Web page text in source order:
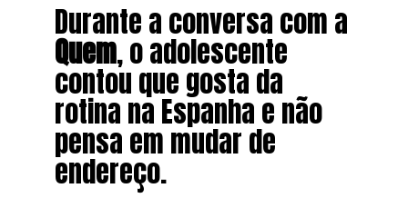
Durante a conversa com a
Quem, o adolescente
contou que gosta da
rotina na Espanha e não
pensa em mudar de
endereço.